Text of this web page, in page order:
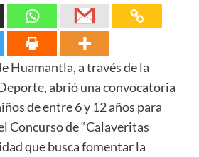
Huamantla, a través de la
abrió una convocatoria
de entre 6 y 12 años para
Concurso de “Calaveritas
que busca fomentar la